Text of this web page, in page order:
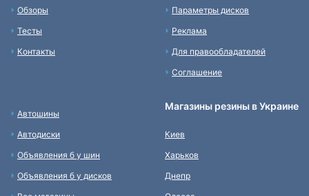
Обзоры
Тесты
Контакты
Параметры дисков
Реклама
Для правообладателей
Соглашение
Автошины
Автодиски
Объявления б у шин
Объявления б у дисков
Магазины резины в Украине
Киев
Харьков
Днепр